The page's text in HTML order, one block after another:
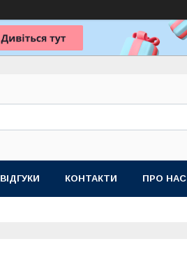
ВІДГУКИ КОНТАКТИ ПРО НАС